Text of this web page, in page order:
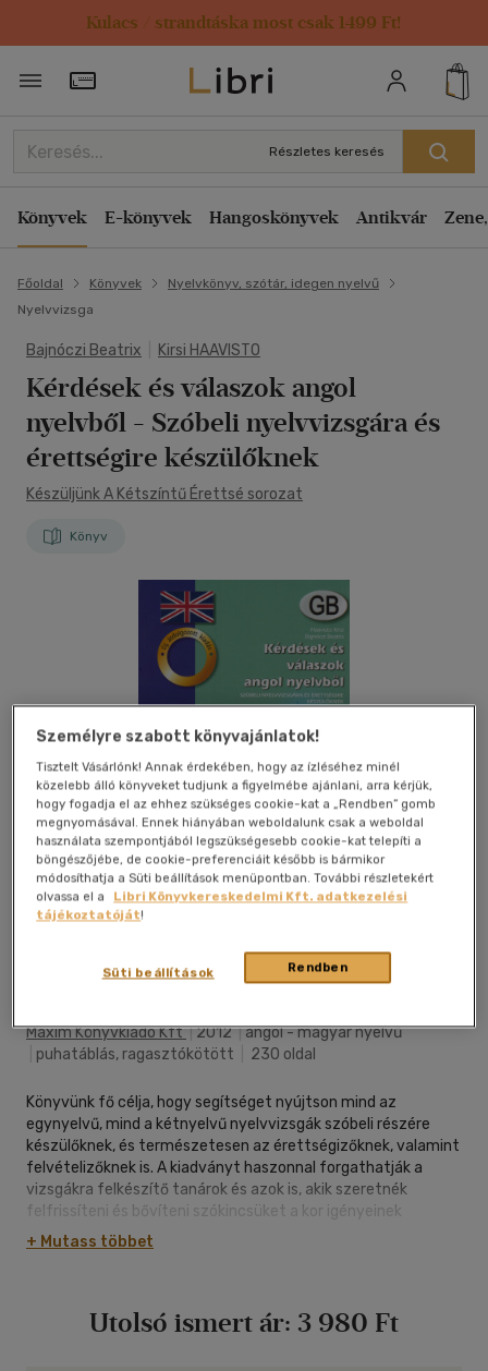
Kulacs / strandtáska most csak 1499 Ft!
Törzsvásárlói Kártya adatai
Részletes keresés
Könyvek E-könyvek Hangoskönyvek Antikvár
Főoldal Könyvek
Nyelvkönyv, szótár, idegen nyelvű
Nyelvvizsga
Bajnóczi Beatrix Kirsi HAAVISTO
Kérdések és válaszok angol
nyelvből - Szóbeli nyelvvizsgára és
érettségire készülőknek
Készüljünk A Kétszíntű Érettsé sorozat
Könyv
Megosztom
Maxim Könyvkiadó Kft|2012|angol - magyar nyelvű
puhatáblás, ragasztókötött 230 oldal
Könyvünk fő célja, hogy segítséget nyújtson mind az
egynyelvű, mind a kétnyelvű nyelvvizsgák szóbeli részére
készülőknek, és természetesen az érettségizőknek, valamint
felvételizőknek is. A kiadványt haszonnal forgathatják a
vizsgákra felkészítő tanárok és azok is, akik szeretnék
felfrissíteni és bővíteni szókincsüket a kor igényeinek
megfelelően. Igyekeztünk olyan felkészítő anyagot
összeállítani, amely nemcsak hasznos, hanem élvezetes is.
specifikusabbig, és kérdés-felelet formájában dolgoztuk fel
+ Mutass többet
Utolsó ismert ár: 3 980 Ft
Személyre szabott könyvajánlatok!
Tisztelt Vásárlónk! Annak érdekében, hogy az ízléséhez minél
közelebb álló könyveket tudjunk a figyelmébe ajánlani, arra kérjük,
hogy fogadja el az ehhez szükséges cookie-kat a „Rendben” gomb
megnyomásával. Ennek hiányában weboldalunk csak a weboldal
használata szempontjából legszükségesebb cookie-kat telepíti a
böngészőjébe, de cookie-preferenciáit később is bármikor
módosíthatja a Süti beállítások menüpontban. További részletekért
olvassa el a
Libri Könyvkereskedelmi Kft. adatkezelési
tájékoztatóját!
Rendben
Süti beállítások